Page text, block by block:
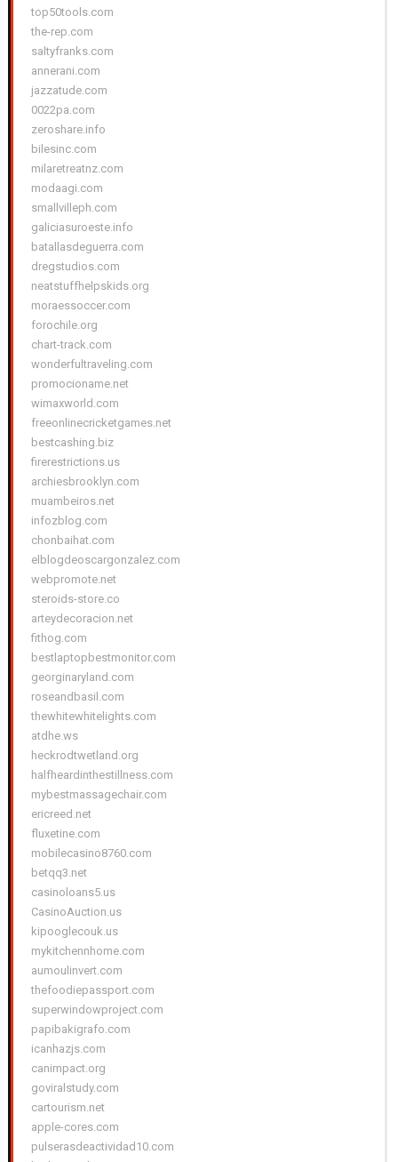
top50tools.com
the-rep.com
saltyfranks.com
annerani.com
jazzatude.com
0022pa.com
zeroshare.info
bilesinc.com
milaretreatnz.com
modaagi.com
smallvilleph.com
galiciasuroeste.info
batallasdeguerra.com
dregstudios.com
neatstuffhelpskids.org
moraessoccer.com
forochile.org
chart-track.com
wonderfultraveling.com
promocioname.net
wimaxworld.com
freeonlinecricketgames.net
bestcashing.biz
firerestrictions.us
archiesbrooklyn.com
muambeiros.net
infozblog.com
chonbaihat.com
elblogdeoscargonzalez.com
webpromote.net
steroids-store.co
arteydecoracion.net
fithog.com
bestlaptopbestmonitor.com
georginaryland.com
roseandbasil.com
thewhitewhitelights.com
atdhe.ws
heckrodtwetland.org
halfheardinthestillness.com
mybestmassagechair.com
ericreed.net
fluxetine.com
mobilecasino8760.com
betqq3.net
casinoloans5.us
CasinoAuction.us
kipooglecouk.us
mykitchennhome.com
aumoulinvert.com
thefoodiepassport.com
superwindowproject.com
papibakigrafo.com
icanhazjs.com
canimpact.org
goviralstudy.com
cartourism.net
apple-cores.com
pulserasdeactividad10.com